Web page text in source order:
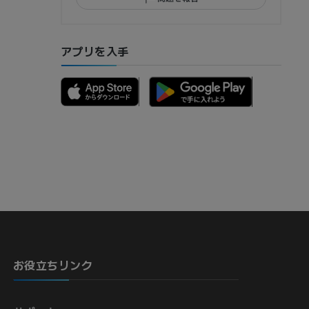
アプリを入手
お役立ちリンク